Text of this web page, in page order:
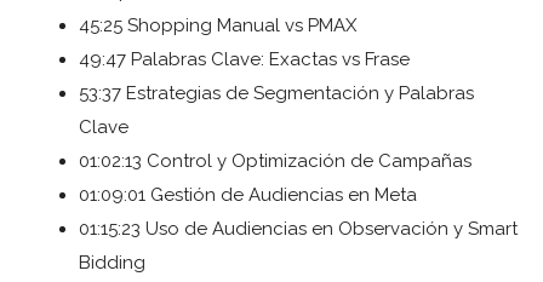
45:25 Shopping Manual vs PMAX
49:47 Palabras Clave: Exactas vs Frase
53:37 Estrategias de Segmentación y Palabras
Clave
01:02:13 Control y Optimización de Campañas
01:09:01 Gestión de Audiencias en Meta
01:15:23 Uso de Audiencias en Observación y Smart
Bidding